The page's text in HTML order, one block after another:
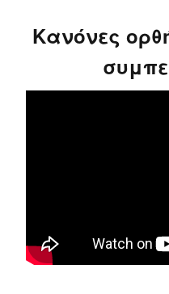
Κανόνες